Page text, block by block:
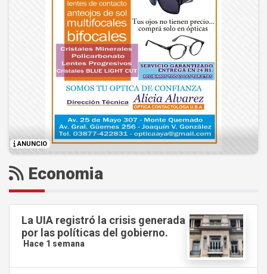
ANUNCIO
Economia
La UIA registró la crisis generada
por las políticas del gobierno.
Hace 1 semana